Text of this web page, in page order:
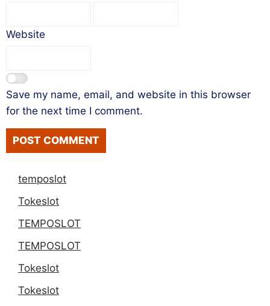
Website
Save my name, email, and website in this browser
for the next time I comment.
temposlot
Tokeslot
TEMPOSLOT
TEMPOSLOT
Tokeslot
Tokeslot